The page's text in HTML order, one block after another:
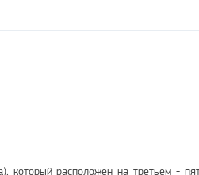
который расположен на третьем -